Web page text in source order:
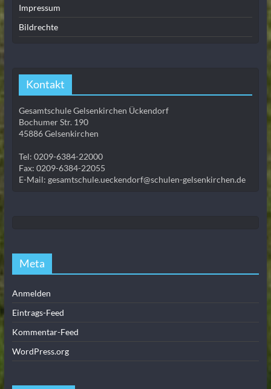
Impressum
Bildrechte
Kontakt
Gesamtschule Gelsenkirchen Ückendorf
Bochumer Str. 190
45886 Gelsenkirchen
Tel: 0209-6384-22000
Fax: 0209-6384-22055
E-Mail: gesamtschule.ueckendorf@schulen-gelsenkirchen.de
Meta
Anmelden
Eintrags-Feed
Kommentar-Feed
WordPress.org